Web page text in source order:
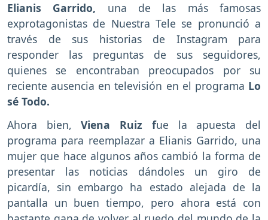
Elianis Garrido, una de las más famosas
exprotagonistas de Nuestra Tele se pronunció a
través de sus historias de Instagram para
responder las preguntas de sus seguidores,
quienes se encontraban preocupados por su
reciente ausencia en televisión en el programa Lo
sé Todo.
Ahora bien,Viena Ruiz fue la apuesta del
programa para reemplazar a Elianis Garrido, una
mujer que hace algunos años cambió la forma de
presentar las noticias dándoles un giro de
picardía, sin embargo ha estado alejada de la
pantalla un buen tiempo, pero ahora está con